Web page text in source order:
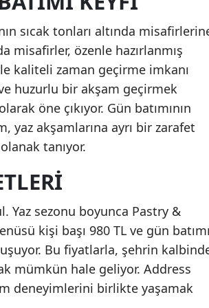
sıcak tonları altında
misafirler, özenle hazırlanmış
kaliteli zaman geçirme imkanı
huzurlu bir akşam geçirmek
öne çıkıyor. Gün batımının
akşamlarına ayrı bir zarafet
tanıyor.
Yaz sezonu boyunca Pastry &
kişi başı 980 TL ve gün batımı
Bu fiyatlarla, şehrin
mümkün hale geliyor. Address
deneyimlerini birlikte yaşamak